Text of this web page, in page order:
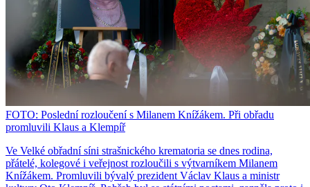
FOTO: Poslední rozloučení s Milanem Knížákem. Při obřadu
promluvili Klaus a Klempíř
Ve Velké obřadní síni strašnického krematoria se dnes rodina,
přátelé, kolegové i veřejnost rozloučili s výtvarníkem Milanem
Knížákem. Promluvili bývalý prezident Václav Klaus a ministr